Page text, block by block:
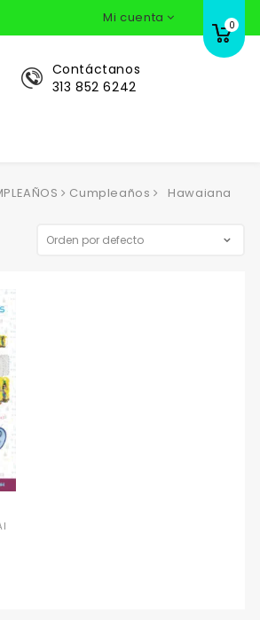
Mi cuenta 0
Contáctanos
313 852 6242
Cumpleaños Hawaiana